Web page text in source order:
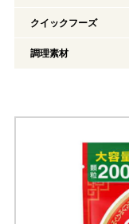
クイックフーズ
調理素材